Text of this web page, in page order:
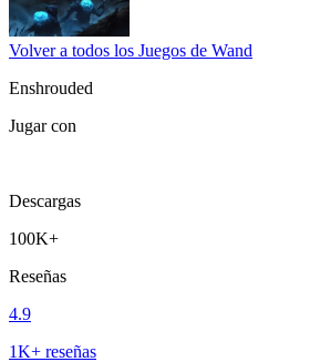
Volver a todos los Juegos de Wand
Enshrouded
Jugar con
Descargas
100K+
Reseñas
4.9
1K+ reseñas